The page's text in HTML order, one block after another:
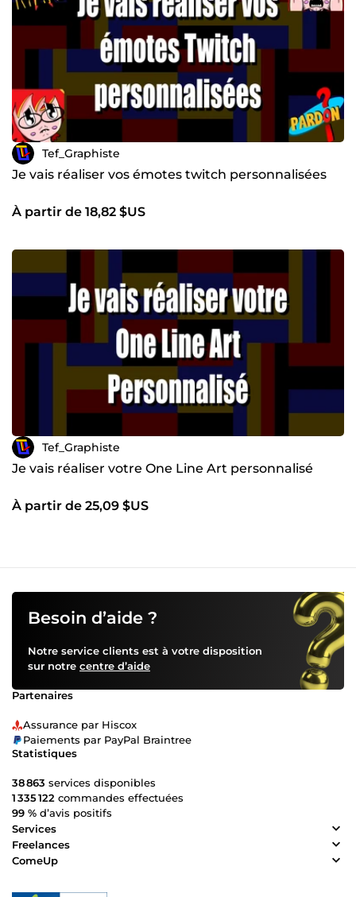
Tef_Graphiste
Je vais réaliser vos émotes twitch personnalisées
À partir de 18,82 $US
Tef_Graphiste
Je vais réaliser votre One Line Art personnalisé
À partir de 25,09 $US
Besoin d’aide ?
Notre service clients est à votre disposition
sur notre centre d’aide
Partenaires
Assurance par Hiscox
Paiements par PayPal Braintree
Statistiques
38 863 services disponibles
1 335 122 commandes effectuées
99 % d’avis positifs
Services
Freelances
ComeUp